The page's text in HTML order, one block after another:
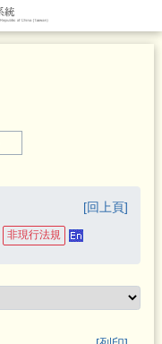
[回上頁]
非現行法規